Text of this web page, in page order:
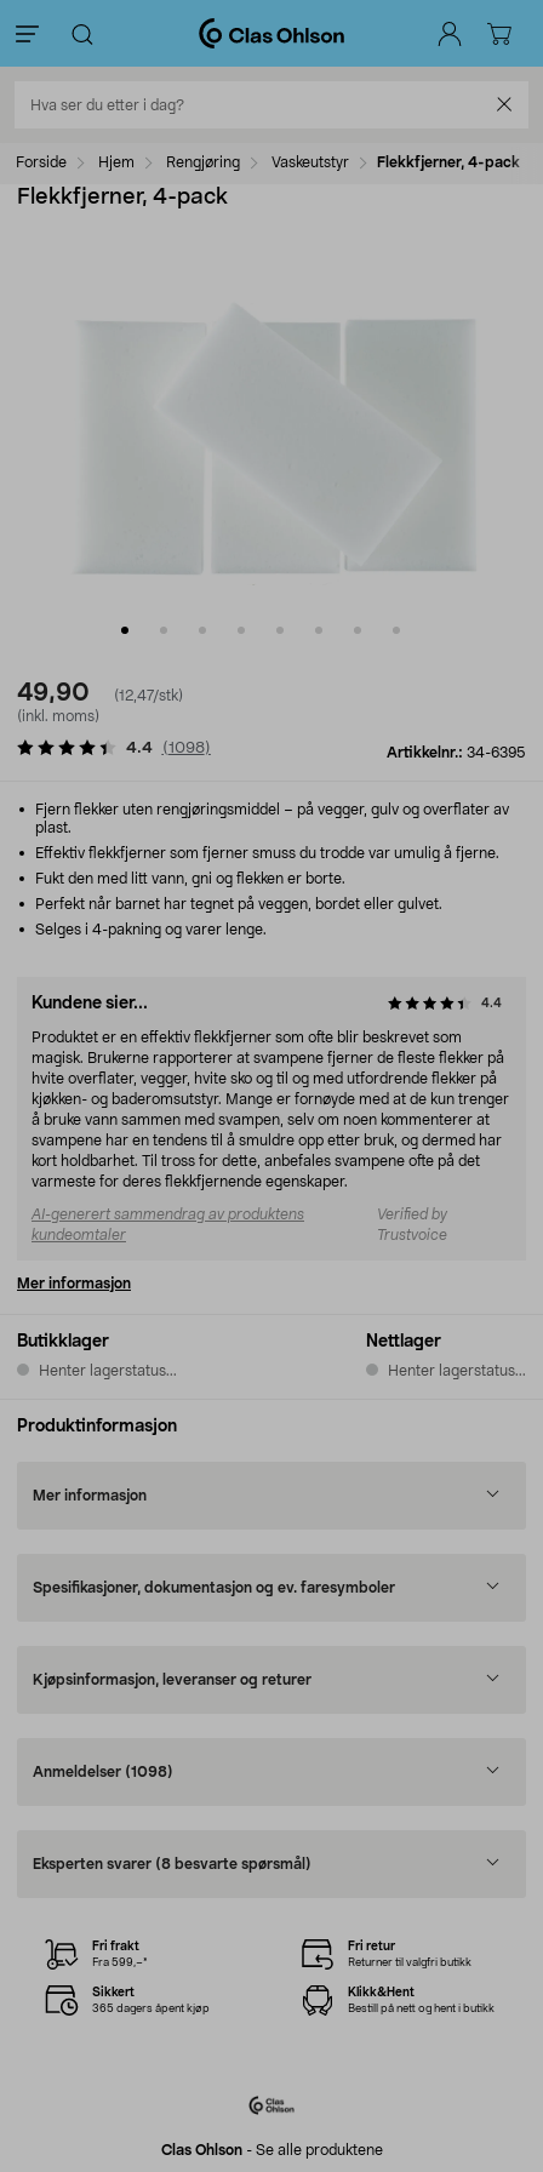
Forside Hjem Rengjøring Vaskeutstyr Flekkfjerner, 4-pack
Flekkfjerner, 4-pack
49,90
(12,47/stk)
(inkl. moms)
Artikkelnr.: 34-6395
4.4 (1098)
Butikklager
Henter lagerstatus...
Nettlager
Henter lagerstatus...
Fjern flekker uten rengjøringsmiddel – på vegger, gulv og overflater av
plast.
Effektiv flekkfjerner som fjerner smuss du trodde var umulig å fjerne.
Fukt den med litt vann, gni og flekken er borte.
Perfekt når barnet har tegnet på veggen, bordet eller gulvet.
Selges i 4-pakning og varer lenge.
Kundene sier... 4.4
Produktet er en effektiv flekkfjerner som ofte blir beskrevet som
magisk. Brukerne rapporterer at svampene fjerner de fleste flekker på
hvite overflater, vegger, hvite sko og til og med utfordrende flekker på
kjøkken- og baderomsutstyr. Mange er fornøyde med at de kun trenger
å bruke vann sammen med svampen, selv om noen kommenterer at
svampene har en tendens til å smuldre opp etter bruk, og dermed har
kort holdbarhet. Til tross for dette, anbefales svampene ofte på det
varmeste for deres flekkfjernende egenskaper.
AI-generert sammendrag av produktens
kundeomtaler
Verified by
Trustvoice
Mer informasjon
Produktinformasjon
Mer informasjon
Spesifikasjoner, dokumentasjon og ev. faresymboler
Kjøpsinformasjon, leveranser og returer
Anmeldelser (1098)
Eksperten svarer (8 besvarte spørsmål)
Clas Ohlson- Se alle produktene
Fri frakt
Fra 599,–*
Fri retur
Returner til valgfri butikk
Sikkert
365 dagers åpent kjøp
Klikk&Hent
Bestill på nett og hent i butikk